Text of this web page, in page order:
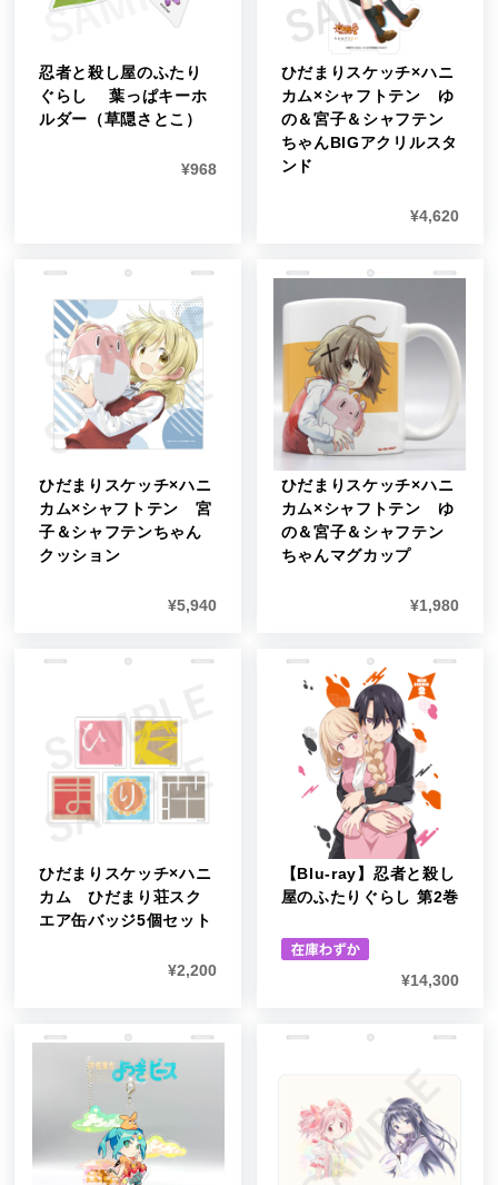
忍者と殺し屋のふたり
ぐらし 葉っぱキーホ
ルダー（草隠さとこ）
¥968
ひだまりスケッチ×ハニ
カム×シャフトテン ゆ
の＆宮子＆シャフテン
ちゃんBIGアクリルスタ
ンド
¥4,620
ひだまりスケッチ×ハニ
カム×シャフトテン 宮
子＆シャフテンちゃん
クッション
¥5,940
ひだまりスケッチ×ハニ
カム×シャフトテン ゆ
の＆宮子＆シャフテン
ちゃんマグカップ
¥1,980
ひだまりスケッチ×ハニ
カム ひだまり荘スク
エア缶バッジ5個セット
¥2,200
【Blu-ray】忍者と殺し
屋のふたりぐらし 第2巻
¥14,300